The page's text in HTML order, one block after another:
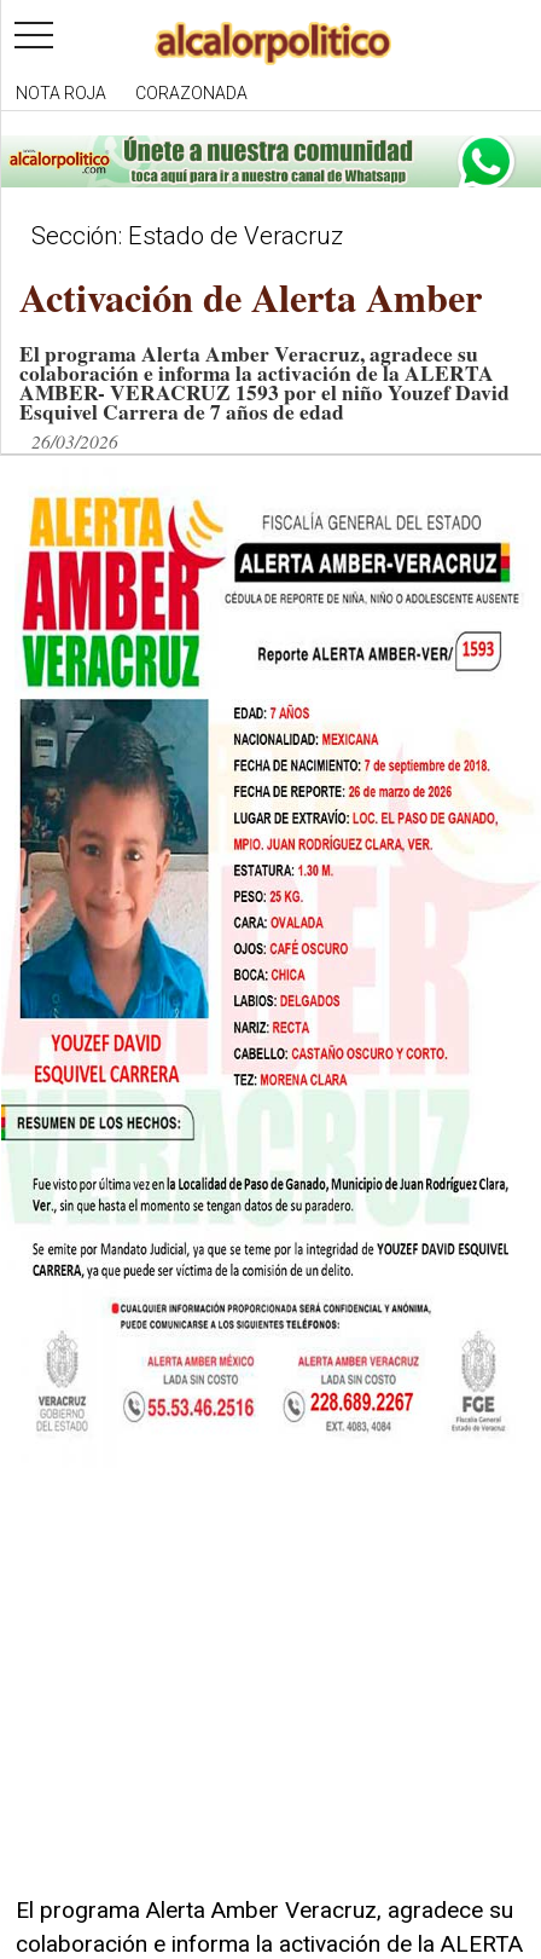
toggle
navigation
NOTA ROJA CORAZONADA
Sección: Estado de Veracruz
Activación de Alerta Amber
El programa Alerta Amber Veracruz, agradece su
colaboración e informa la activación de la ALERTA
AMBER- VERACRUZ 1593 por el niño Youzef David
Esquivel Carrera de 7 años de edad
26/03/2026
El programa Alerta Amber Veracruz, agradece su
colaboración e informa la activación de la ALERTA